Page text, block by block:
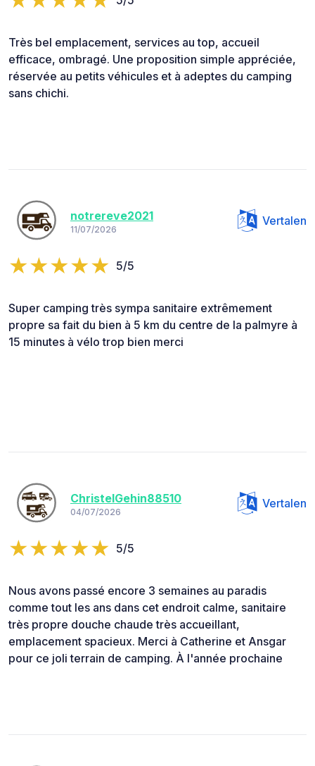
Très bel emplacement, services au top, accueil
efficace, ombragé. Une proposition simple appréciée,
réservée au petits véhicules et à adeptes du camping
sans chichi.
notrereve2021
11/07/2026
Vertalen
5/5
Super camping très sympa sanitaire extrêmement
propre sa fait du bien à 5 km du centre de la palmyre à
15 minutes à vélo trop bien merci
ChristelGehin88510
04/07/2026
Vertalen
5/5
Nous avons passé encore 3 semaines au paradis
comme tout les ans dans cet endroit calme, sanitaire
très propre douche chaude très accueillant,
emplacement spacieux. Merci à Catherine et Ansgar
pour ce joli terrain de camping. À l'année prochaine